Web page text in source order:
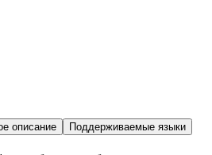
описание
Поддерживаемые языки